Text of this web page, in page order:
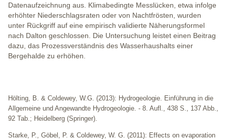
Datenaufzeichnung aus. Klimabedingte Messlücken, etwa infolge
erhöhter Niederschlagsraten oder von Nachtfrösten, wurden
unter Rückgriff auf eine empirisch validierte Näherungsformel
nach Dalton geschlossen. Die Untersuchung leistet einen Beitrag
dazu, das Prozessverständnis des Wasserhaushalts einer
Bergehalde zu erhöhen.
Hölting, B. & Coldewey, W.G. (2013): Hydrogeologie. Einführung in die
Allgemeine und Angewandte Hydrogeologie. - 8. Aufl., 438 S., 137 Abb.,
92 Tab.; Heidelberg (Springer).
Starke, P., Göbel, P. & Coldewey, W. G. (2011): Effects on evaporation